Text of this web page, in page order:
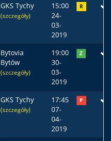
GKS Tychy
(szczegóły)
15:00
24-
03-
2019
R
Bytovia
Bytów
(szczegóły)
19:00
30-
03-
2019
Z
GKS Tychy
(szczegóły)
17:45
07-
04-
2019
P